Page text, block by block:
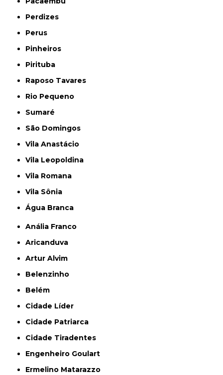
Perdizes
Perus
Pinheiros
Pirituba
Raposo Tavares
Rio Pequeno
Sumaré
São Domingos
Vila Anastácio
Vila Leopoldina
Vila Romana
Vila Sônia
Água Branca
Anália Franco
Aricanduva
Artur Alvim
Belenzinho
Belém
Cidade Líder
Cidade Patriarca
Cidade Tiradentes
Engenheiro Goulart
Ermelino Matarazzo